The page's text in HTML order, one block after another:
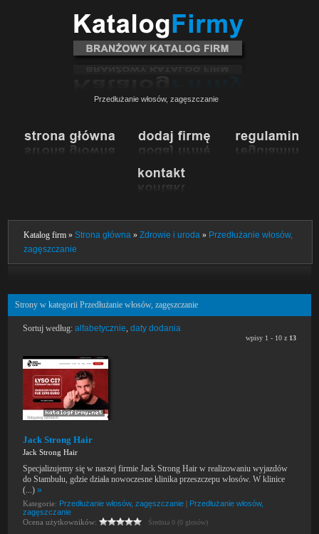
Przedłużanie włosów, zagęszczanie
Katalog firm »Strona główna »Zdrowie i uroda » Przedłużanie włosów,
zagęszczanie
Strony w kategorii Przedłużanie włosów, zagęszczanie
Sortuj według:alfabetycznie,daty dodania
wpisy 1 - 10 z 13
Jack Strong Hair
Jack Strong Hair
Specjalizujemy się w naszej firmie Jack Strong Hair w realizowaniu wyjazdów
do Stambułu, gdzie działa nowoczesne klinika przeszczepu włosów. W klinice
(...)»
Kategorie: Przedłużanie włosów, zagęszczanie | Przedłużanie włosów,
zagęszczanie
Ocena użytkowników:
Średnia 0 (0 głosów)